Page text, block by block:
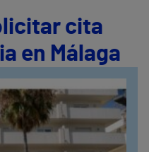
cita
en Málaga